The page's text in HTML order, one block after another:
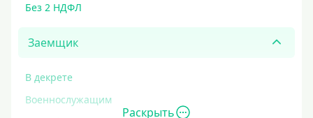
Без 2 НДФЛ
Заемщик
В декрете
Военнослужащим
Раскрыть